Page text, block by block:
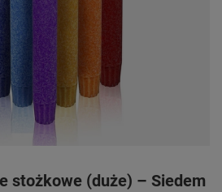
stożkowe (duże) – Siedem